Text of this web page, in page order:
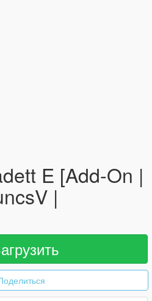
E [Add-On |
|